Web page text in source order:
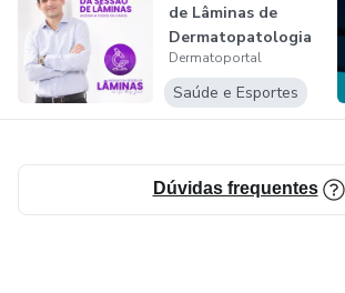
de Lâminas de
Dermatopatologia
Dermatoportal
Saúde e Esportes
Dúvidas frequentes